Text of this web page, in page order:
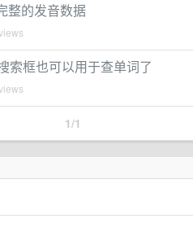
整的发音数据
索框也可以用于查单词了
1/1